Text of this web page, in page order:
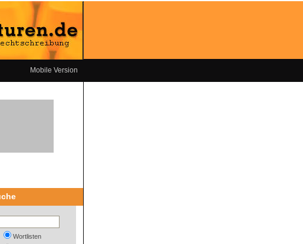
Mobile Version
Wortlisten